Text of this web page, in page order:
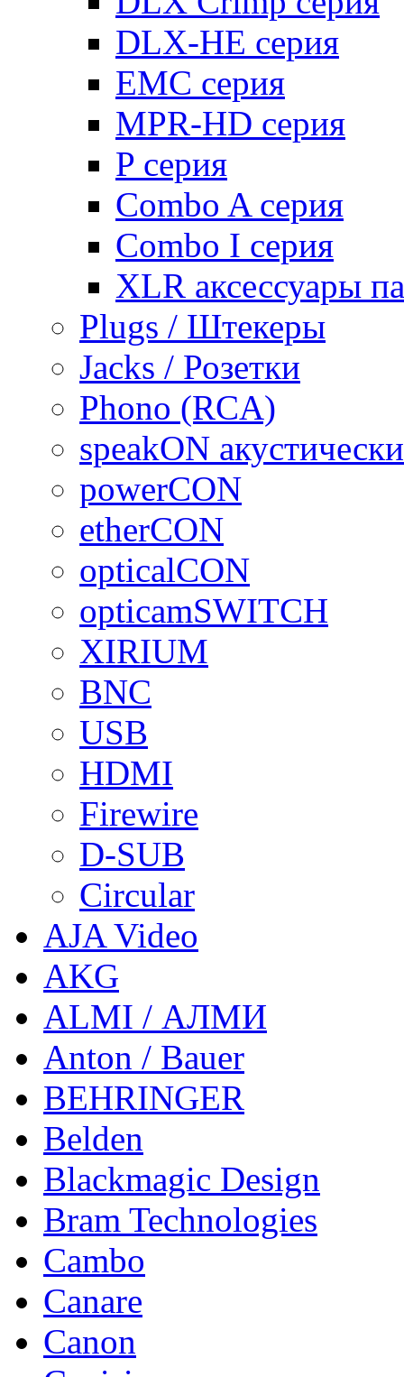
DLX-HE серия
EMC серия
MPR-HD серия
P серия
Combo A серия
Combo I серия
XLR аксессуары
Plugs / Штекеры
Jacks / Розетки
Phono (RCA)
speakON
powerCON
etherCON
opticalCON
opticamSWITCH
XIRIUM
BNC
USB
HDMI
Firewire
D-SUB
Circular
AJA Video
AKG
ALMI / АЛМИ
Anton / Bauer
BEHRINGER
Belden
Blackmagic Design
Bram Technologies
Cambo
Canare
Canon